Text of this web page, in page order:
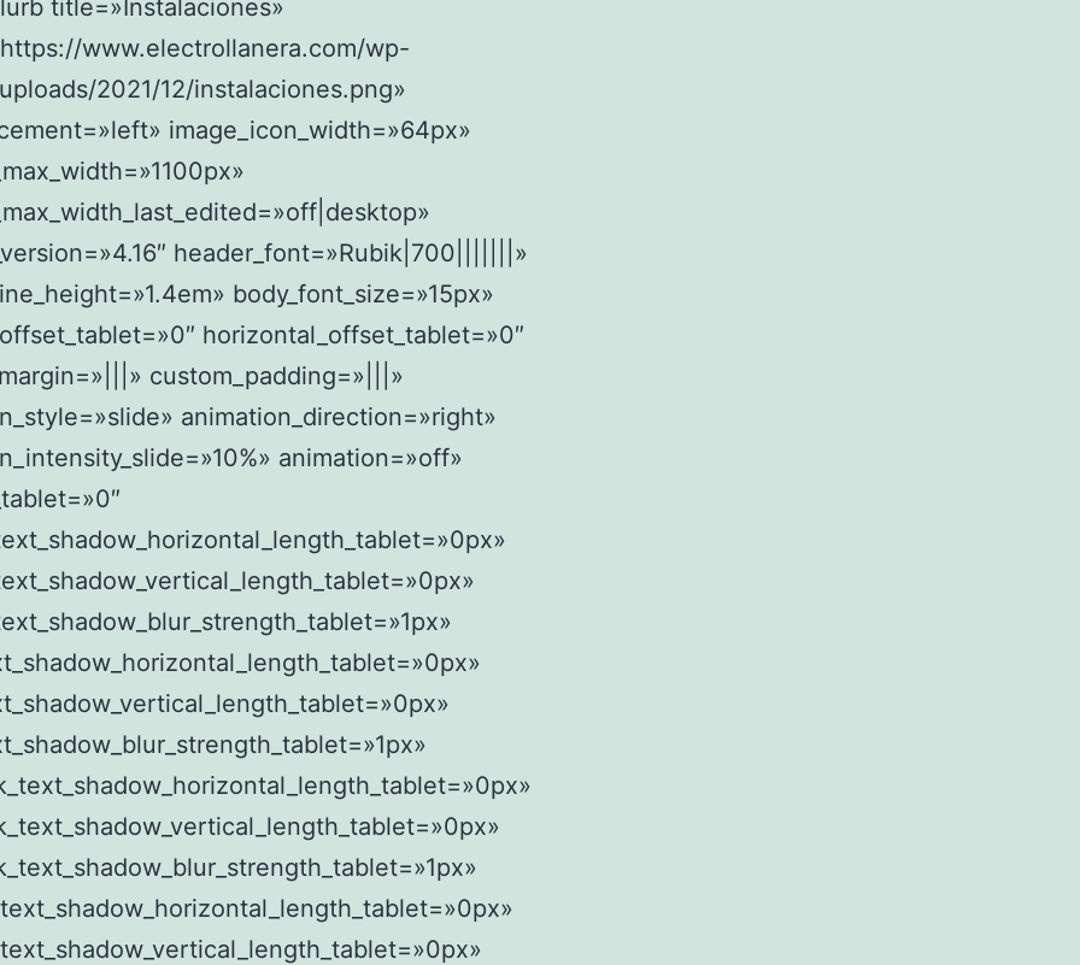
title=»Instalaciones»
www.electrollanera.com/wp-
2021/12/instalaciones.png»
image_icon_width=»64px»
header_font=»Rubik|700|||||||»
body_font_size=»15px»
horizontal_offset_tablet=»0″
custom_padding=»|||»
animation_direction=»right»
animation=»off»